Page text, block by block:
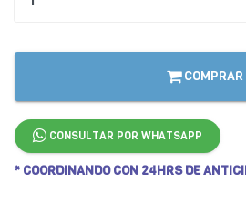
COMPRAR
CONSULTAR POR WHATSAPP
* COORDINANDO CON 24HRS DE